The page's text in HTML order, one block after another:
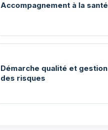
Accompagnement à la santé
Démarche qualité et gestion
des risques